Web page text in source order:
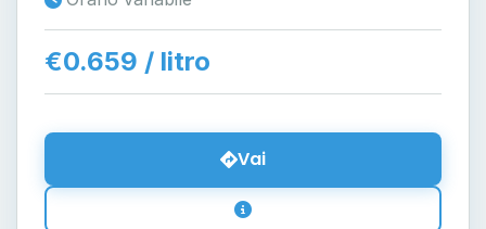
€0.659 / litro
Vai